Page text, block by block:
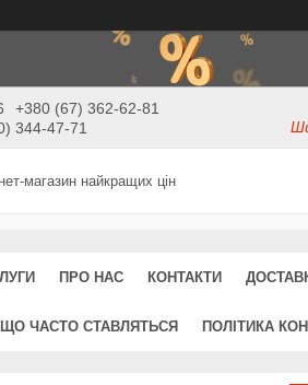
+380 (67) 362-62-81
344-47-71
магазин найкращих цін
ПРО НАС КОНТАКТИ
ЩО ЧАСТО СТАВЛЯТЬСЯ ПОЛІТИКА